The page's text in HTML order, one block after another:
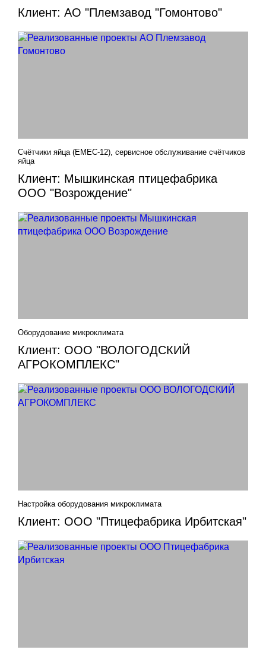
Клиент: АО "Племзавод "Гомонтово"
Клиент: Мышкинская птицефабрика
ООО "Возрождение"
Счётчики яйца (EMEC-12), сервисное обслуживание счётчиков
яйца
Клиент: ООО "ВОЛОГОДСКИЙ
АГРОКОМПЛЕКС"
Оборудование микроклимата
Клиент: ООО "Птицефабрика Ирбитская"
Настройка оборудования микроклимата